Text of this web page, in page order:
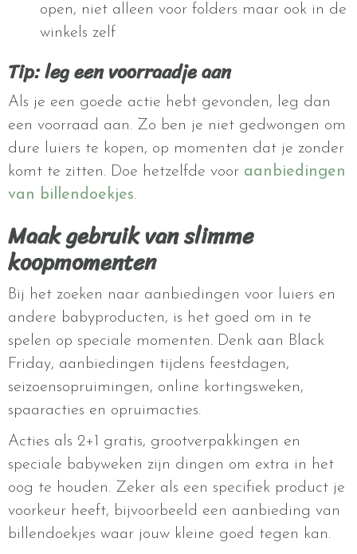
open, niet alleen voor folders maar ook in de
winkels zelf
Tip: leg een voorraadje aan
Als je een goede actie hebt gevonden, leg dan
een voorraad aan. Zo ben je niet gedwongen om
dure luiers te kopen, op momenten dat je zonder
komt te zitten. Doe hetzelfde voor aanbiedingen
van billendoekjes.
Maak gebruik van slimme
koopmomenten
Bij het zoeken naar aanbiedingen voor luiers en
andere babyproducten, is het goed om in te
spelen op speciale momenten. Denk aan Black
Friday, aanbiedingen tijdens feestdagen,
seizoensopruimingen, online kortingsweken,
spaaracties en opruimacties.
Acties als 2+1 gratis, grootverpakkingen en
speciale babyweken zijn dingen om extra in het
oog te houden. Zeker als een specifiek product je
voorkeur heeft, bijvoorbeeld een aanbieding van
billendoekjes waar jouw kleine goed tegen kan.